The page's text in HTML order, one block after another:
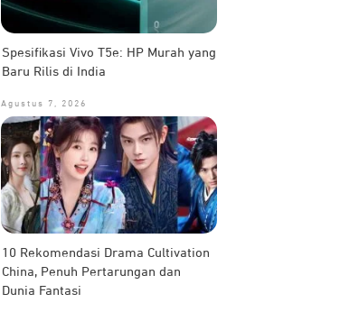
Spesifikasi Vivo T5e: HP Murah yang
Baru Rilis di India
Agustus 7, 2026
10 Rekomendasi Drama Cultivation
China, Penuh Pertarungan dan
Dunia Fantasi